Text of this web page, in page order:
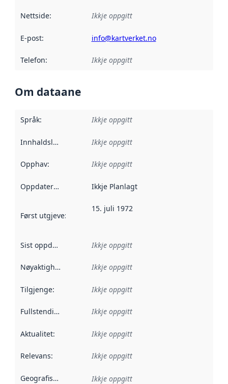
Nettside: Ikkje oppgitt
E-post: info@kartverket.no
Telefon: Ikkje oppgitt
Om dataane
Språk: Ikkje oppgitt
Innhaldsleverandørar :
Ikkje oppgitt
Opphav: Ikkje oppgitt
Oppdateringsfrekvens :
Ikkje Planlagt
Først utgjeve: Denne datoen seier når dataa i dette
15. juli 1972
Sist oppdatert Ikkje oppgitt
Nøyaktigheit Ikkje oppgitt
Tilgjenge: Ikkje oppgitt
Fullstendigheit Ikkje oppgitt
Aktualitet: Ikkje oppgitt
Relevans: Ikkje oppgitt
Geografisk område Ikkje oppgitt